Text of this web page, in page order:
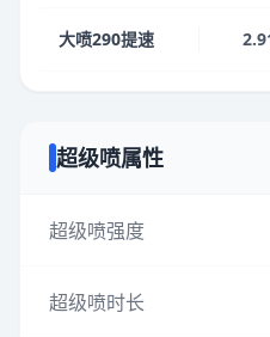
大喷290提速
超级喷属性
超级喷强度
超级喷时长